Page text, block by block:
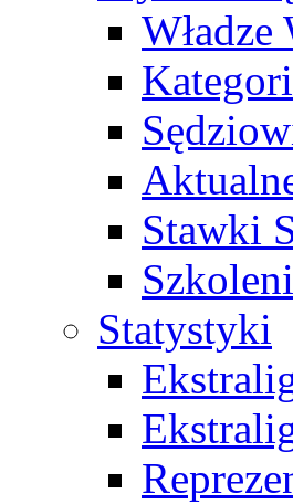
Władze
Stawki
Statystyki